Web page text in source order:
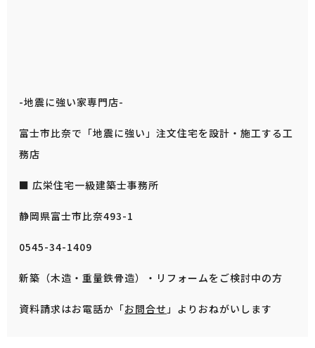
-地震に強い家専門店-
富士市比奈で「地震に強い」注文住宅を設計・施工する工
務店
■ 広栄住宅一級建築士事務所
静岡県富士市比奈493-1
0545-34-1409
新築（木造・重量鉄骨造）・リフォームをご検討中の方
資料請求はお電話か「お問合せ 」よりおねがいします